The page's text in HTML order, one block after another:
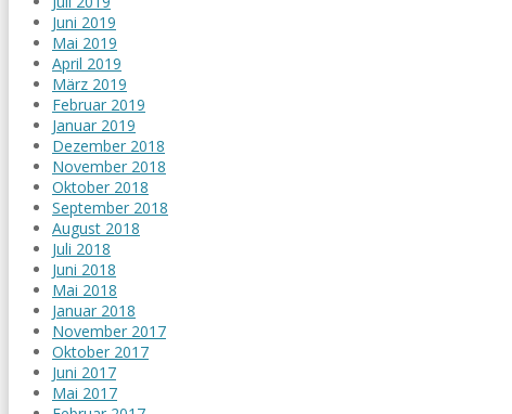
Juni 2019
Mai 2019
April 2019
März 2019
Februar 2019
Januar 2019
Dezember 2018
November 2018
Oktober 2018
September 2018
August 2018
Juli 2018
Juni 2018
Mai 2018
Januar 2018
November 2017
Oktober 2017
Juni 2017
Mai 2017